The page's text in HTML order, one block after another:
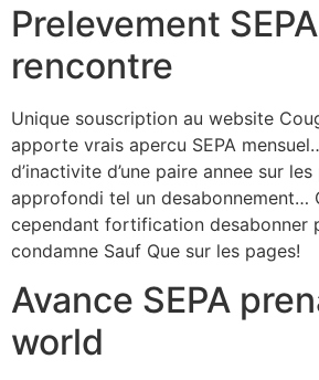
Prelevement
rencontre
Unique souscription au website
apporte vrais apercu SEPA
d’inactivite d’une paire annee sur
approfondi tel un desabonnement…
cependant fortification desabonner
condamne Sauf Que sur les pages!
Avance SEPA
world